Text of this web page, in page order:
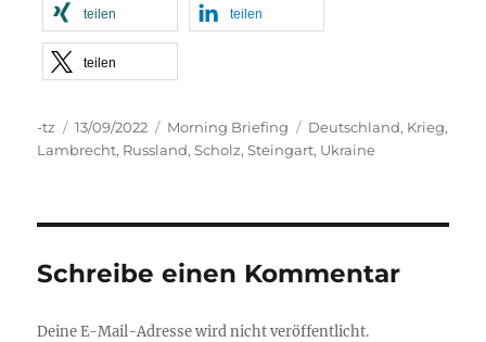
teilen teilen
teilen
Autor
-tz
Veröffentlicht
am
13/09/2022 Kategorien
Morning Briefing Schlagwörter
Deutschland, Krieg,
Lambrecht, Russland,Scholz,Steingart, Ukraine
Schreibe einen Kommentar
Deine E-Mail-Adresse wird nicht veröffentlicht.